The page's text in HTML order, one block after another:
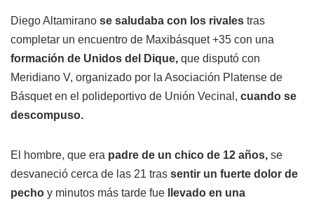
Diego Altamirano se saludaba con los rivales tras
completar un encuentro de Maxibásquet +35 con una
formación de Unidos del Dique, que disputó con
Meridiano V, organizado por la Asociación Platense de
Básquet en el polideportivo de Unión Vecinal, cuando se
descompuso.
El hombre, que era padre de un chico de 12 años, se
desvaneció cerca de las 21 tras sentir un fuerte dolor de
pecho y minutos más tarde fue
llevado en una